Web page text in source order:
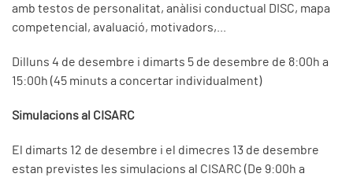
amb testos de personalitat, anàlisi conductual DISC, mapa
competencial, avaluació, motivadors,...
Dilluns 4 de desembre i dimarts 5 de desembre de 8:00h a
15:00h (45 minuts a concertar individualment)
Simulacions al CISARC
El dimarts 12 de desembre i el dimecres 13 de desembre
estan previstes les simulacions al CISARC (De 9:00h a